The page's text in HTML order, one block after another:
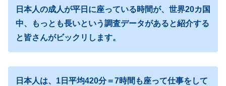
日本人の成人が平日に座っている時間が、世界20カ国
中、もっとも長いという調査データがあると紹介する
と皆さんがビックリします。
日本人は、1日平均420分＝7時間も座って仕事をして